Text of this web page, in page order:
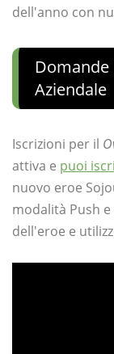
dell'anno con
Aziendale
Iscrizioni per il
attiva e puoi
nuovo eroe
modalità Push
dell'eroe e